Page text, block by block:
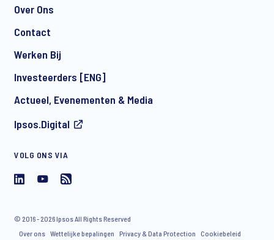
Over Ons
Contact
Werken Bij
Investeerders [ENG]
Actueel, Evenementen & Media
Ipsos.Digital
VOLG ONS VIA
© 2016 - 2026 Ipsos All Rights Reserved
Over ons Wettelijke bepalingen Privacy & Data Protection Cookiebeleid